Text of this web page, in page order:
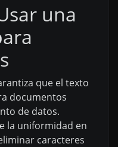
una
que el texto
documentos
de datos.
la uniformidad en
caracteres